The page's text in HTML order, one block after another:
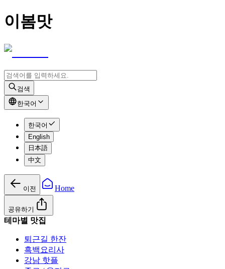
이봄맛
검색
한국어
한국어
English
日本語
中文
이전 Home
공유하기
테마별 맛집
퇴근길 한잔
흑백요리사
강남 핫플